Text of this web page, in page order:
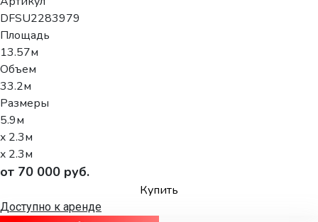
DFSU2283979
Площадь
13.57м
Объем
33.2м
Размеры
5.9м
x 2.3м
x 2.3м
от 70 000 руб.
Купить
Доступно к аренде